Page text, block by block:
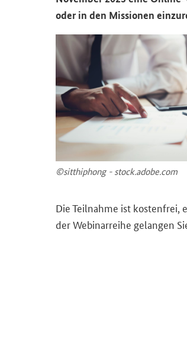
oder in den Mis­sio­nen
©sit­thip­hong - stock.adobe.com
Die Teil­nah­me ist kos­ten­frei,
der We­bi­nar­rei­he ge­lan­gen